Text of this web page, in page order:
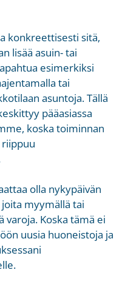
konkreettisesti sitä,
lisää asuin- tai
esimerkiksi
tai
asuntoja. Tällä
pääasiassa
koska toiminnan
olla nykypäivän
myymällä tai
varoja. Koska tämä ei
uusia huoneistoja ja